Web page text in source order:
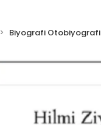
Biyografi Otobiyografi